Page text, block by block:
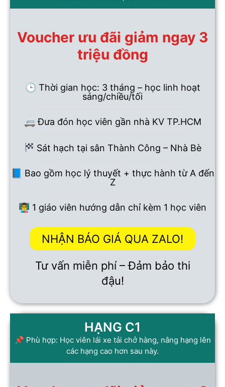
Voucher ưu đãi giảm ngay 3
triệu đồng
🕒 Thời gian học: 3 tháng – học linh hoạt
sáng/chiều/tối
🚐 Đưa đón học viên gần nhà KV TP.HCM
Sát hạch tại sân Thành Công – Nhà Bè
📘 Bao gồm học lý thuyết + thực hành từ A đến
Z
👨‍🏫 1 giáo viên hướng dẫn chỉ kèm 1 học viên
NHẬN BÁO GIÁ QUA ZALO!
Tư vấn miễn phí – Đảm bảo thi
đậu!
HẠNG C1
📌 Phù hợp: Học viên lái xe tải chở hàng, nâng hạng lên
các hạng cao hơn sau này.